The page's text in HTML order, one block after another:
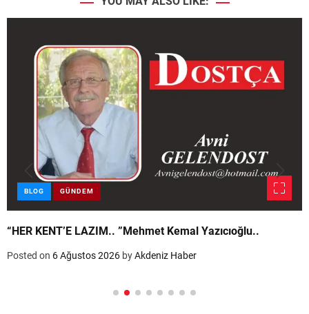
BLOG GÜNDEM
“HER KENT’E LAZIM.. ”Mehmet Kemal Yazıcıoğlu..
Posted on 6 Ağustos 2026 byAkdeniz Haber